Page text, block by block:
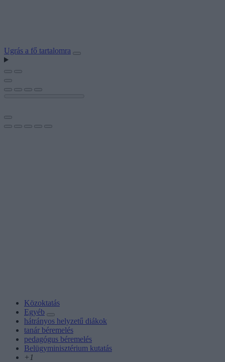
Ugrás a fő tartalomra
Közoktatás
Egyéb
hátrányos helyzetű diákok
tanár béremelés
pedagógus béremelés
Belügyminisztérium kutatás
+1